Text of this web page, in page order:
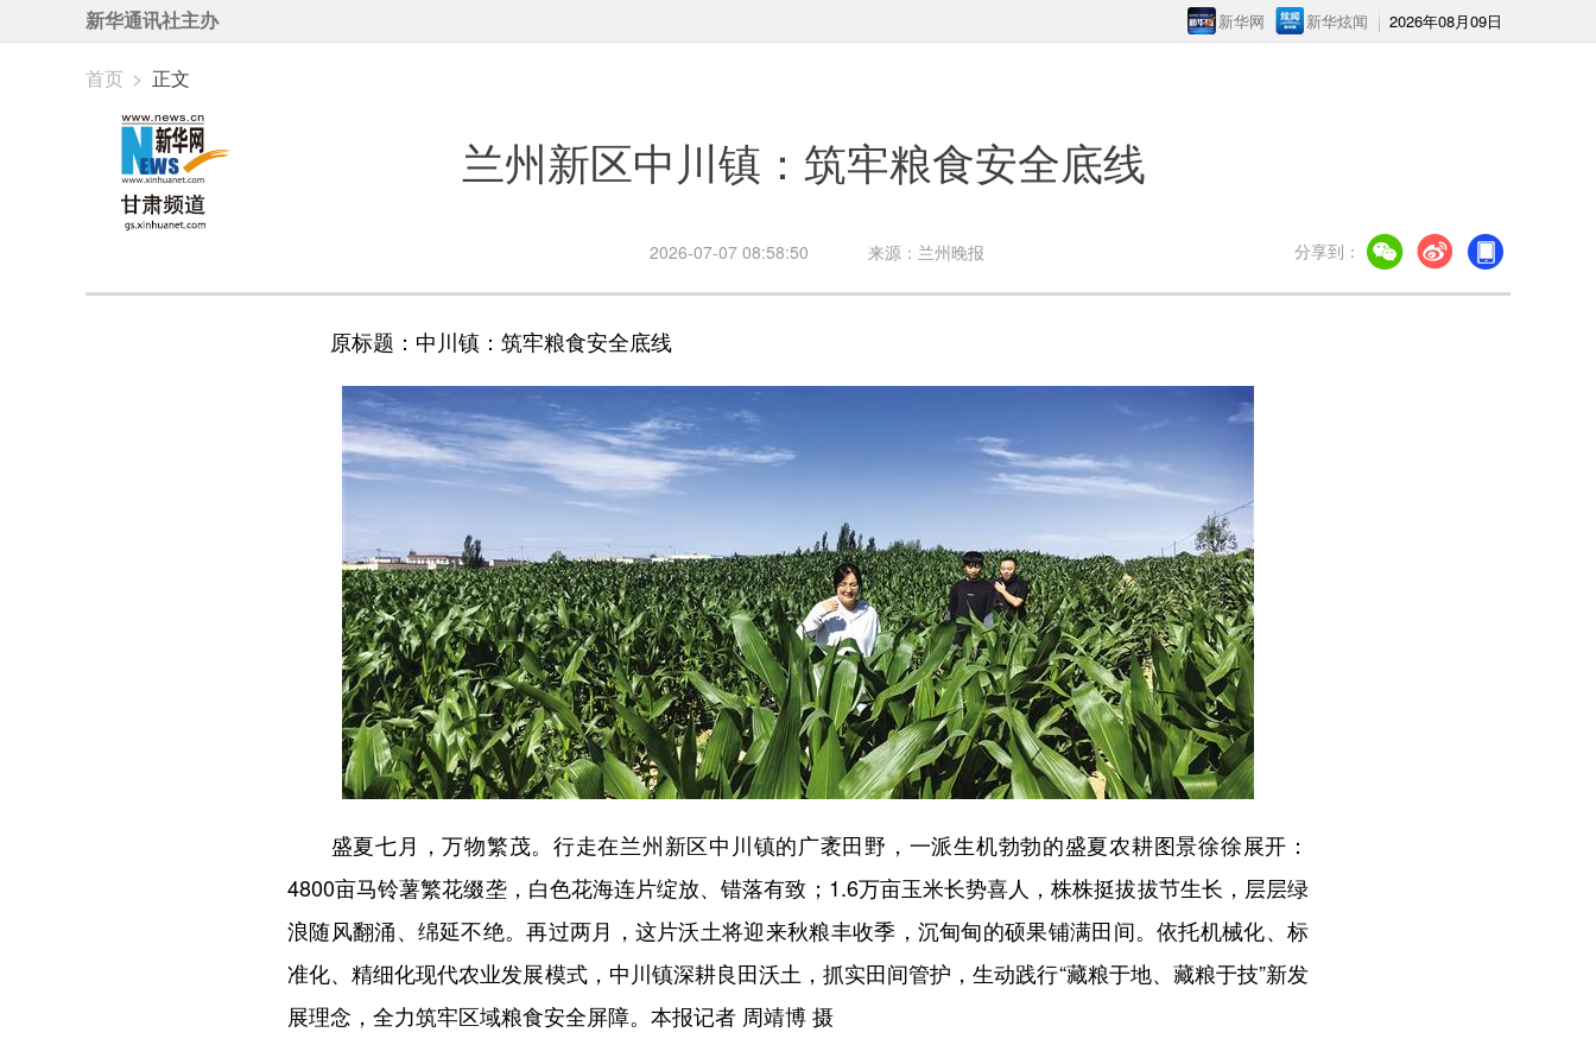
新华通讯社主办 2026年08月09日
新华炫闻
新华网
首页 > 正文
兰州新区中川镇：筑牢粮食安全底线
2026-07-07 08:58:50 来源：兰州晚报 分享到：
原标题：中川镇：筑牢粮食安全底线
盛夏七月，万物繁茂。行走在兰州新区中川镇的广袤田野，一派生机勃勃的盛夏农耕图景徐徐展开：
4800亩马铃薯繁花缀垄，白色花海连片绽放、错落有致；1.6万亩玉米长势喜人，株株挺拔拔节生长，层层绿
浪随风翻涌、绵延不绝。再过两月，这片沃土将迎来秋粮丰收季，沉甸甸的硕果铺满田间。依托机械化、标
准化、精细化现代农业发展模式，中川镇深耕良田沃土，抓实田间管护，生动践行“藏粮于地、藏粮于技”新发
展理念，全力筑牢区域粮食安全屏障。本报记者 周靖博 摄